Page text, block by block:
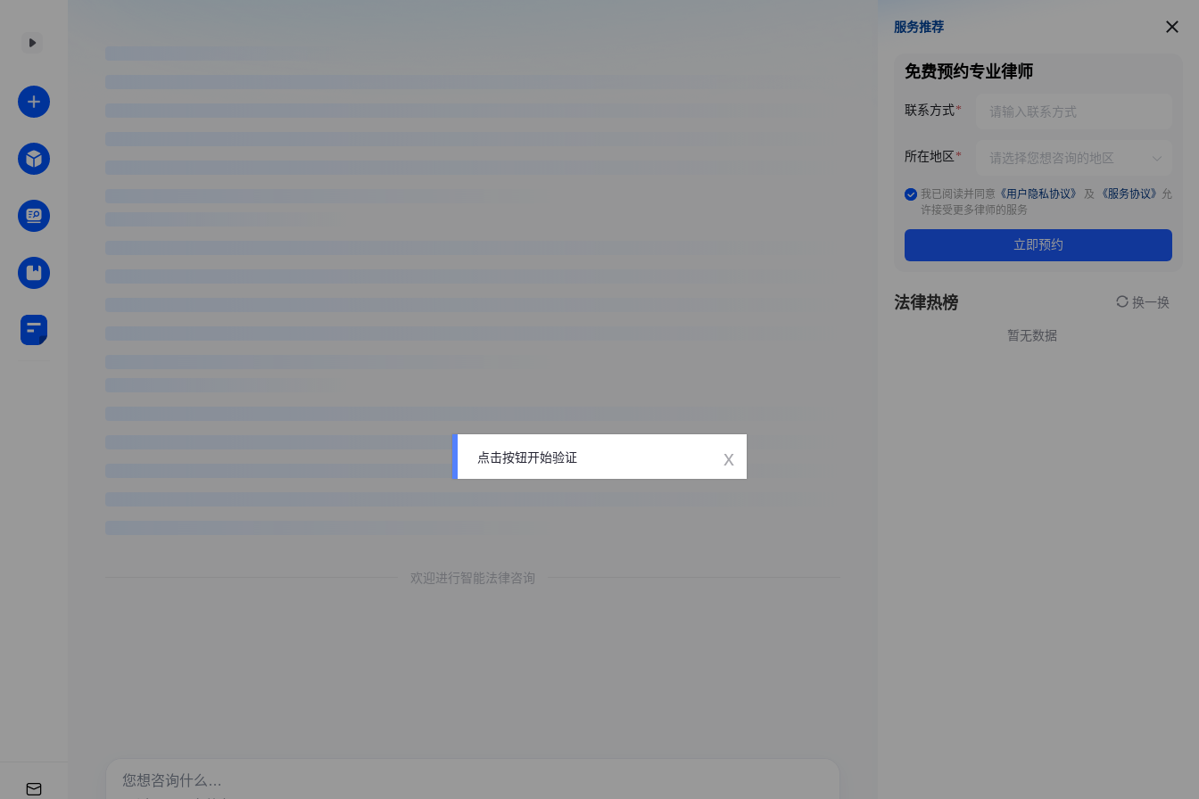
欢迎进行智能法律咨询
服务推荐
服务推荐
免费预约专业律师
联系方式
所在地区
我已阅读并同意 《用户隐私协议》 及 《服务协议》 允
许接受更多律师的服务
立即预约
法律热榜 换一换
暂无数据
点击按钮开始验证 x